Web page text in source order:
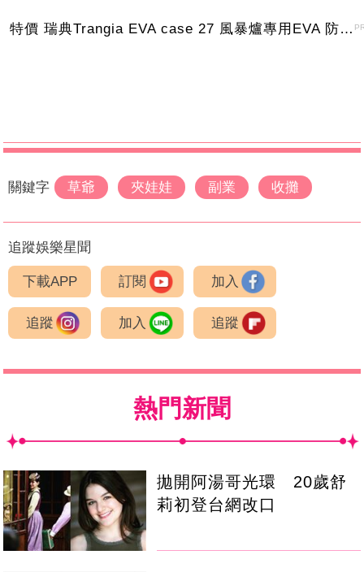
特價 瑞典Trangia EVA case 27 風暴爐專用EVA 防護外盒(小)-黑
關鍵字 草爺 夾娃娃 副業 收攤
追蹤娛樂星聞
下載APP 訂閱 加入
追蹤 加入 追蹤
熱門新聞
拋開阿湯哥光環 20歲舒
莉初登台網改口